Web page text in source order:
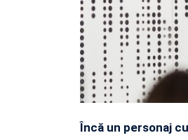
Încă un personaj